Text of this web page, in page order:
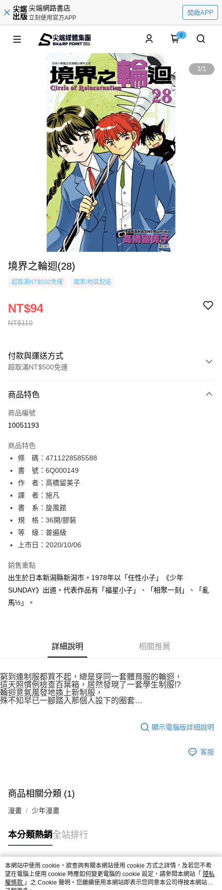
尖端網路書店
立刻使用官方APP
開啟APP
0
1/1
境界之輪迴(28)
超取滿NT$500免運 國家/地區配送
NT$110
NT$94
付款與運送方式
超取滿NT$500免運
信用卡一次付款
超商取貨付款
相關說明
【關於「AFTEE先享後付」】
AFTEE先享後付是「在收到商品之後才付款」的支付方式。 讓您購物簡單
便利好安心！
１．簡單：不需註冊會員、不需綁卡、不需儲值。
２．便利：只要手機號碼，簡訊認證，即可結帳。
３．安心：先確認商品／服務後，再付款。
【「AFTEE先享後付」結帳流程】
１．於結帳方式選擇「AFTEE先享後付」後，將跳轉至「AFTEE先享後付」
結帳頁面，進行簡訊認證並確認金額後，即可完成結帳。
２．訂單成立數日內，您將收到繳費通知簡訊。
ATM／網路銀行／等多元方式進行付款，方視為交易完成。
※ 請注意：結帳手續完成當下不需立刻繳費，但若您需要取消訂單，請聯絡
購買商品的店家。未經商家同意取消之訂單仍視為有效，需透過AFTEE先享
後付繳納相關費用。
※ 交易是否成功請以「AFTEE先享後付 」之結帳頁面顯示為準，若有關於
１．透過由恩沛科技股份有限公司提供之「AFTEE先享後付」服務完成之交
易，需依本服務之必要範圍內提供個人資料，並將交易相關給付款項請求債
２．關於個人資料處理事宜，請瀏覽以下網址：
https://aftee.tw/terms/#terms3
３．未成年的使用者請事先徵得法定代理人或監護人之同意方可使用
「AFTEE先享後付」，若未經同意申辦者引起之損失，本公司不負相關責
時審查核予不同之上限額度；若仍有額度不足之情形，本公司將視審查結果
５．嚴禁一人註冊多個帳號或使用他人資訊註冊。若發現惡意使用之情形，
恩沛科技股份有限公司將有權停止該用戶之使用額度並採取法律行動。
ATM付款
運送方式
全家取貨付款
每筆NT$80，滿NT$500(含以上)免運費
付款後全家取貨
每筆NT$80，滿NT$500(含以上)免運費
付款後萊爾富取貨
每筆NT$80，滿NT$500(含以上)免運費
每筆NT$80，滿NT$500(含以上)免運費
宅配
查看運費
商品特色
商品編號
10051193
商品特色
條 碼：4711228585588
書 號：6Q000149
作 者：高橋留美子
譯 者：施凡
書 系：旋風館
規 格：36開/膠裝
等 級：普遍級
上市日：2020/10/06
銷售重點
出生於日本新潟縣新潟市。1978年以「任性小子」《少年
SUNDAY》出道。代表作品有「福星小子」、「相聚一刻」、「亂
馬½」。
詳細說明 相關推薦
窮到連制服都買不起，總是穿同一套體育服的輪迴，
這天照慣例檢查百葉箱，居然發現了一套學生制服!?
輪迴意氣風發地換上新制服，
殊不知早已一腳踏入那個人設下的圈套…
顯示電腦版詳細說明
客服
商品相關分類 (1)
漫畫 少年漫畫
本分類熱銷全站排行
熱門標籤
本網站中使用 cookie，欲查詢有關本網站使用 cookie 方式之詳情，及若您不希
望在電腦上使用 cookie 時應如何變更電腦的 cookie 設定，請參閱本網站「 隱私
權條款 」之 Cookie 聲明。您繼續使用本網站即表示您同意本公司得按本網站使